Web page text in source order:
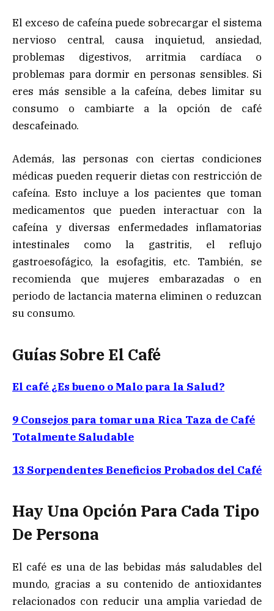
El exceso de cafeína puede sobrecargar el sistema
nervioso central, causa inquietud, ansiedad,
problemas digestivos, arritmia cardíaca o
problemas para dormir en personas sensibles. Si
eres más sensible a la cafeína, debes limitar su
consumo o cambiarte a la opción de café
descafeinado.
Además, las personas con ciertas condiciones
médicas pueden requerir dietas con restricción de
cafeína. Esto incluye a los pacientes que toman
medicamentos que pueden interactuar con la
cafeína y diversas enfermedades inflamatorias
intestinales como la gastritis, el reflujo
gastroesofágico, la esofagitis, etc. También, se
recomienda que mujeres embarazadas o en
periodo de lactancia materna eliminen o reduzcan
su consumo.
Guías Sobre El Café
El café ¿Es bueno o Malo para la Salud?
9 Consejos para tomar una Rica Taza de Café
Totalmente Saludable
13 Sorpendentes Beneficios Probados del Café
Hay Una Opción Para Cada Tipo
De Persona
El café es una de las bebidas más saludables del
mundo, gracias a su contenido de antioxidantes
relacionados con reducir una amplia variedad de